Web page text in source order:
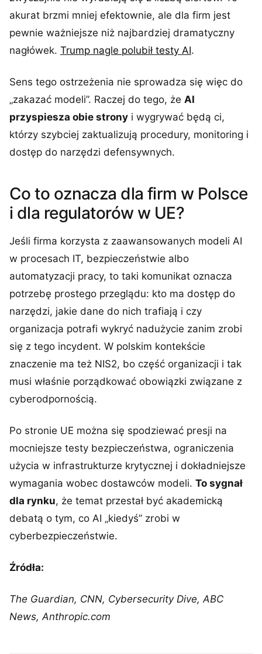
akurat brzmi mniej efektownie, ale dla firm jest
pewnie ważniejsze niż najbardziej dramatyczny
nagłówek. Trump nagle polubił testy AI.
Sens tego ostrzeżenia nie sprowadza się więc do
„zakazać modeli”. Raczej do tego, że AI
przyspiesza obie strony i wygrywać będą ci,
którzy szybciej zaktualizują procedury, monitoring i
dostęp do narzędzi defensywnych.
Co to oznacza dla firm w Polsce
i dla regulatorów w UE?
Jeśli firma korzysta z zaawansowanych modeli AI
w procesach IT, bezpieczeństwie albo
automatyzacji pracy, to taki komunikat oznacza
potrzebę prostego przeglądu: kto ma dostęp do
narzędzi, jakie dane do nich trafiają i czy
organizacja potrafi wykryć nadużycie zanim zrobi
się z tego incydent. W polskim kontekście
znaczenie ma też NIS2, bo część organizacji i tak
musi właśnie porządkować obowiązki związane z
cyberodpornością.
Po stronie UE można się spodziewać presji na
mocniejsze testy bezpieczeństwa, ograniczenia
użycia w infrastrukturze krytycznej i dokładniejsze
wymagania wobec dostawców modeli. To sygnał
dla rynku, że temat przestał być akademicką
debatą o tym, co AI „kiedyś” zrobi w
cyberbezpieczeństwie.
Źródła:
The Guardian, CNN, Cybersecurity Dive, ABC
News, Anthropic.com